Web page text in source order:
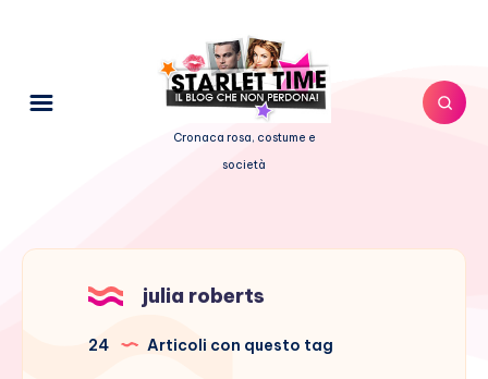
Cronaca rosa, costume e
società
julia roberts
24 Articoli con questo tag